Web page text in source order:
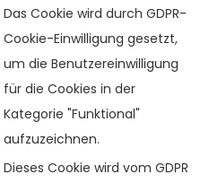
Das Cookie wird durch GDPR-
Cookie-Einwilligung gesetzt,
um die Benutzereinwilligung
für die Cookies in der
Kategorie "Funktional"
aufzuzeichnen.
Dieses Cookie wird vom GDPR